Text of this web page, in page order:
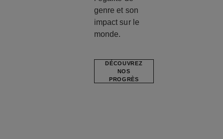
genre et son
impact sur le
monde.
DÉCOUVREZ
NOS
PROGRÈS